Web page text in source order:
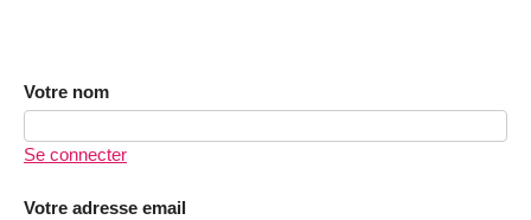
Votre nom
Se connecter
Votre adresse email